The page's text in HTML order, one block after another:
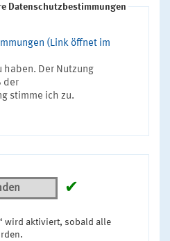
Datenschutzbestimmungen
(Link öffnet im
haben. Der Nutzung
der
stimme ich zu.
✔
wird aktiviert, sobald alle